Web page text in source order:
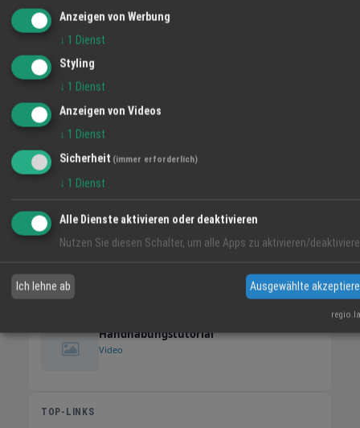
VIDEO-TIPP
dicht-o-fix
Handhabungstutorial
Video
TOP-LINKS
Anzeigen von Werbung
↓ 1 Dienst
Styling
↓ 1 Dienst
Anzeigen von Videos
↓ 1 Dienst
Sicherheit (immer erforderlich)
↓ 1 Dienst
Alle Dienste aktivieren oder deaktivieren
Nutzen Sie diesen Schalter, um alle Apps zu aktivieren/
Ich lehne ab Ausgewählte